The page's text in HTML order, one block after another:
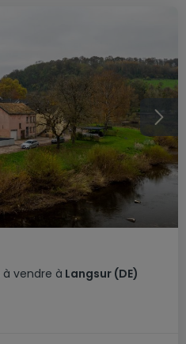
à vendre à Langsur (DE)